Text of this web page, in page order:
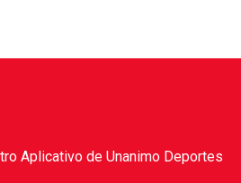
Aplicativo de Unanimo Deportes